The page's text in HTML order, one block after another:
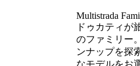
Multistrada
ドゥカティが
のファミリー
ンナップを探
なモデルをお